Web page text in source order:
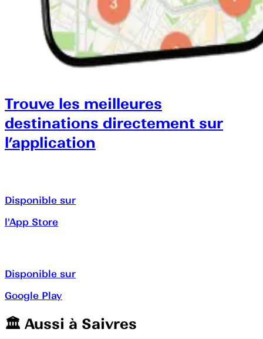
Trouve les meilleures
destinations directement sur
l’application
Disponible sur
l'App Store
Disponible sur
Google Play
🏛️️ Aussi à Saivres